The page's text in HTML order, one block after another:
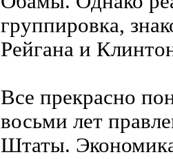
группировка,
Рейгана и
Все прекрасно
восьми лет
Штаты.